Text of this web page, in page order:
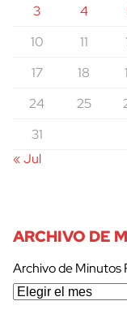
3 4
10
11
17
18
24
25
31
« Jul
ARCHIVO DE
Archivo de Minutos